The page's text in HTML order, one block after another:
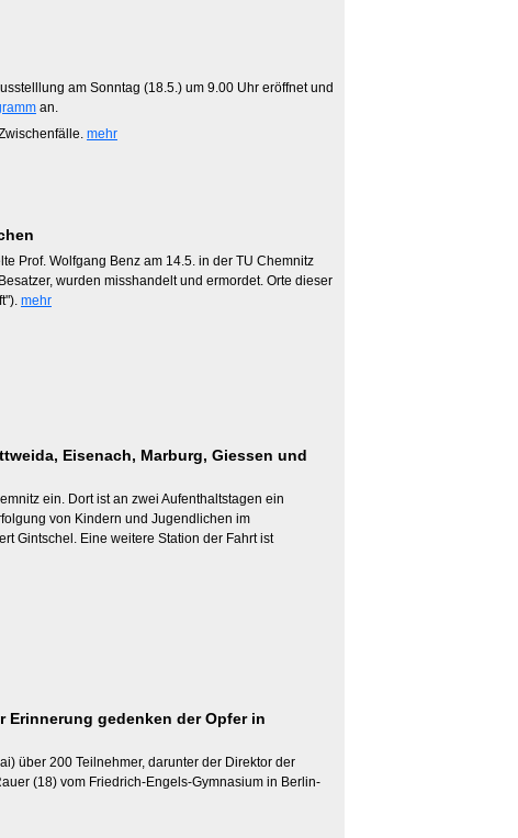
am Sonntag (18.5.) um 9.00 Uhr eröffnet und
an.
mehr
Prof. Wolfgang Benz am 14.5. in der TU Chemnitz
wurden misshandelt und ermordet. Orte dieser
mehr
Eisenach, Marburg, Giessen und
ein. Dort ist an zwei Aufenthaltstagen ein
von Kindern und Jugendlichen im
Gintschel. Eine weitere Station der Fahrt ist
Erinnerung gedenken der Opfer in
über 200 Teilnehmer, darunter der Direktor der
(18) vom Friedrich-Engels-Gymnasium in Berlin-